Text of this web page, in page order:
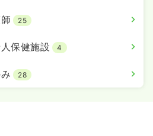
25
保健施設 4
28